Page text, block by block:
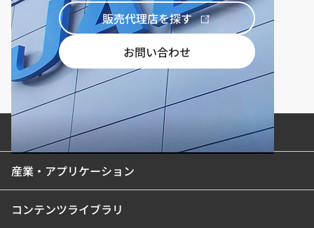
販売代理店を探す
お問い合わせ
製品カテゴリ
産業・アプリケーション
コンテンツライブラリ